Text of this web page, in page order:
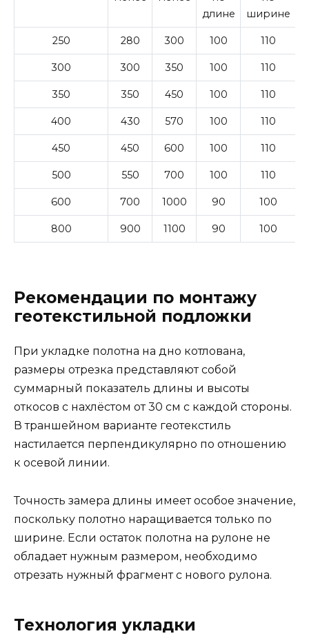
длине
ширине
250 280 300 100 110
300 300 350 100 110
350 350 450 100 110
400 430 570 100 110
450 450 600 100 110
500 550 700 100 110
600 700 1000 90 100
800 900 1100 90 100
Рекомендации по монтажу
геотекстильной подложки
При укладке полотна на дно котлована,
размеры отрезка представляют собой
суммарный показатель длины и высоты
откосов с нахлёстом от 30 см с каждой стороны.
В траншейном варианте геотекстиль
настилается перпендикулярно по отношению
к осевой линии.
Точность замера длины имеет особое значение,
поскольку полотно наращивается только по
ширине. Если остаток полотна на рулоне не
обладает нужным размером, необходимо
отрезать нужный фрагмент с нового рулона.
Технология укладки